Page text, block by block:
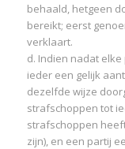
behaald, hetgeen
bereikt; eerst
verklaart.
d. Indien nadat
ieder een gelijk
dezelfde wijze
strafschoppen tot
strafschoppen
zijn), en een partij